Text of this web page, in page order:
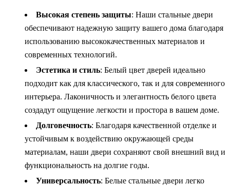
Высокая степень защиты: Наши стальные двери
обеспечивают надежную защиту вашего дома благодаря
использованию высококачественных материалов и
современных технологий.
Эстетика и стиль: Белый цвет дверей идеально
подходит как для классического, так и для современного
интерьера. Лаконичность и элегантность белого цвета
создадут ощущение легкости и простора в вашем доме.
Долговечность: Благодаря качественной отделке и
устойчивым к воздействию окружающей среды
материалам, наши двери сохраняют свой внешний вид и
функциональность на долгие годы.
Универсальность: Белые стальные двери легко